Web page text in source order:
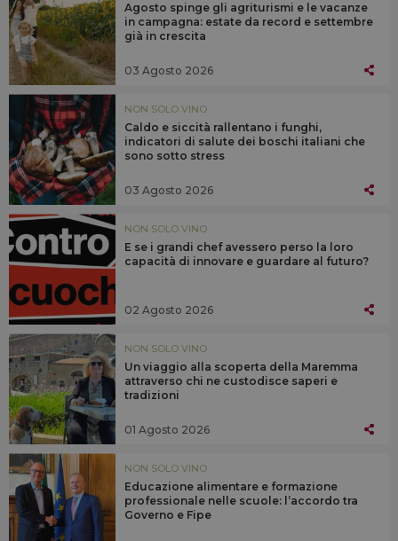
Agosto spinge gli agriturismi e le vacanze
in campagna: estate da record e settembre
già in crescita
03 Agosto 2026
NON SOLO VINO
Caldo e siccità rallentano i funghi,
indicatori di salute dei boschi italiani che
sono sotto stress
03 Agosto 2026
NON SOLO VINO
E se i grandi chef avessero perso la loro
capacità di innovare e guardare al futuro?
02 Agosto 2026
NON SOLO VINO
Un viaggio alla scoperta della Maremma
attraverso chi ne custodisce saperi e
tradizioni
01 Agosto 2026
NON SOLO VINO
Educazione alimentare e formazione
professionale nelle scuole: l’accordo tra
Governo e Fipe